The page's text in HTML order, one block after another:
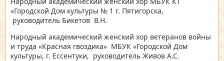
«Городской Дом культуры № 1 г. Пятигорска,
руководитель Бикетов В.Н.
Народный академический женский хор ветеранов войны
и труда «Красная гвоздика» МБУК «Городской Дом
культуры, г. Ессентуки, руководитель Живов А.С.